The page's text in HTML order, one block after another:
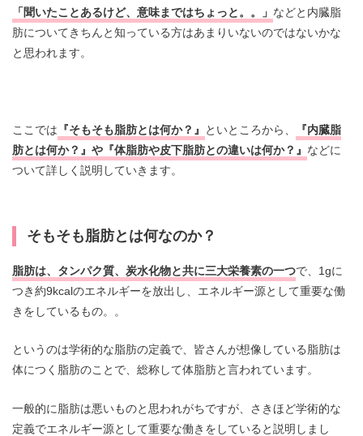
「聞いたことあるけど、意味まではちょっと。。」 などと内臓脂
肪についてきちんと知っている方はあまりいないのではないかな
と思われます。
ここでは 『そもそも脂肪とは何か？』 といところから、
『内臓脂
肪とは何か？』や『体脂肪や皮下脂肪との違いは何か？』 などに
ついて詳しく説明していきます。
そもそも脂肪とは何なのか？
脂肪は、タンパク質、炭水化物と共に三大栄養素の一つで、1gに
つき約9kcalのエネルギーを放出し、エネルギー源として重要な働
きをしているもの。。
というのは学術的な脂肪の定義で、皆さんが想像している脂肪は
体につく脂肪のことで、総称して体脂肪と言われています。
一般的に脂肪は悪いものと思われがちですが、さきほど学術的な
定義でエネルギー源として重要な働きをしていると説明しまし